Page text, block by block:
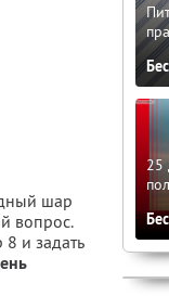
шар
вопрос.
и задать
25